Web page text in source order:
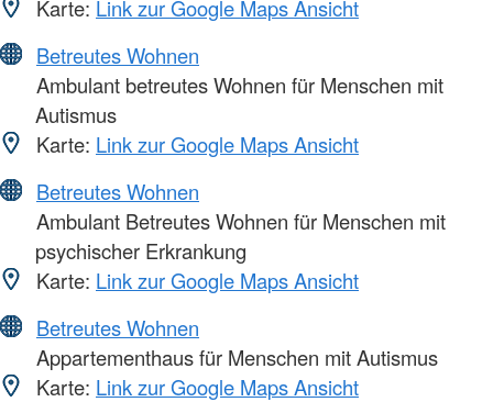
Karte: Link zur Google Maps Ansicht
Betreutes Wohnen
Ambulant betreutes Wohnen für Menschen mit
Autismus
Karte: Link zur Google Maps Ansicht
Betreutes Wohnen
Ambulant Betreutes Wohnen für Menschen mit
psychischer Erkrankung
Karte: Link zur Google Maps Ansicht
Betreutes Wohnen
Appartementhaus für Menschen mit Autismus
Karte: Link zur Google Maps Ansicht